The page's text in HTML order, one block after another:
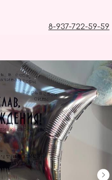
8-937-722-59-59